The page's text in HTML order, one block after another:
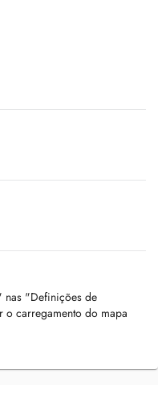
nas "Definições de
carregamento do mapa